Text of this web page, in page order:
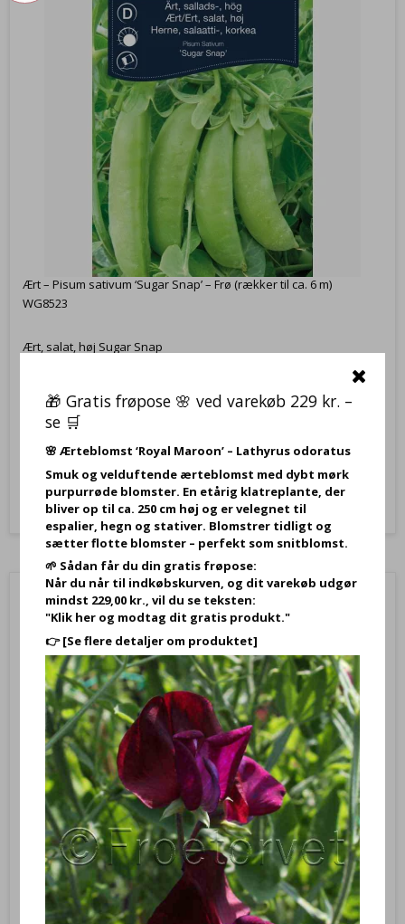
Ært – Pisum sativum ‘Sugar Snap’ – Frø (rækker til ca. 6 m)
WG8523
Ært, salat, høj Sugar Snap
34,95 DKK
23,95 DKK
Vis produkt
Marvært – Pisum sativum ‘Blauwschokker’ – Frø (50 g) (Højde, ca.
180 cm)
🎁 Gratis frøpose 🌸 ved varekøb 229 kr. –
se 🛒
🌸 Ærteblomst ‘Royal Maroon’ – Lathyrus odoratus
Smuk og velduftende ærteblomst med dybt mørk
purpurrøde blomster. En etårig klatreplante, der
bliver op til ca. 250 cm høj og er velegnet til
espalier, hegn og stativer. Blomstrer tidligt og
sætter flotte blomster – perfekt som snitblomst.
🌱 Sådan får du din gratis frøpose:
Når du når til indkøbskurven, og dit varekøb udgør
mindst 229,00 kr., vil du se teksten:
"Klik her og modtag dit gratis produkt."
👉[Se flere detaljer om produktet]